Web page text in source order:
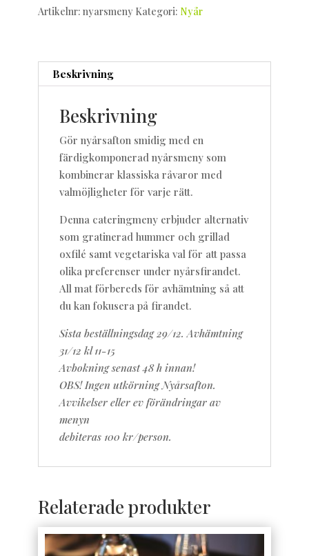
Artikelnr: nyarsmeny Kategori: Nyår
Beskrivning
Beskrivning
Gör nyårsafton smidig med en
färdigkomponerad nyårsmeny som
kombinerar klassiska råvaror med
valmöjligheter för varje rätt.
Denna cateringmeny erbjuder alternativ
som gratinerad hummer och grillad
oxfilé samt vegetariska val för att passa
olika preferenser under nyårsfirandet.
All mat förbereds för avhämtning så att
du kan fokusera på firandet.
Sista beställningsdag 29/12. Avhämtning
31/12 kl 11-15
Avbokning senast 48 h innan!
OBS! Ingen utkörning Nyårsafton.
Avvikelser eller ev förändringar av
menyn
debiteras 100 kr/person.
Relaterade produkter